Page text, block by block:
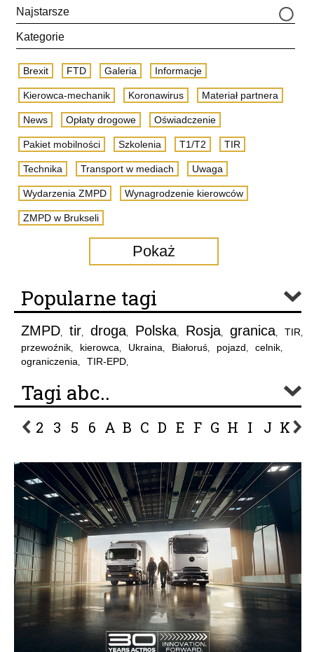
Najstarsze
Kategorie
Brexit FTD Galeria Informacje
Kierowca-mechanik Koronawirus Materiał partnera
News Opłaty drogowe Oświadczenie
Pakiet mobilności Szkolenia T1/T2 TIR
Technika Transport w mediach Uwaga
Wydarzenia ZMPD Wynagrodzenie kierowców
ZMPD w Brukseli
Pokaż
Popularne tagi
ZMPD, tir, droga, Polska, Rosja, granica, TIR,
przewoźnik, kierowca, Ukraina, Białoruś, pojazd, celnik,
ograniczenia, TIR-EPD,
Tagi abc..
2 3 5 6 A B C D E F G H I J K L